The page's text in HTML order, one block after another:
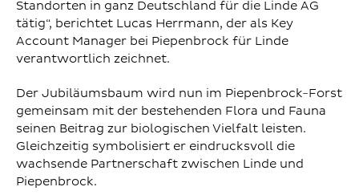
Standorten in ganz Deutschland für die Linde AG
tätig“, berichtet Lucas Herrmann, der als Key
Account Manager bei Piepenbrock für Linde
verantwortlich zeichnet.
Der Jubiläumsbaum wird nun im Piepenbrock-Forst
gemeinsam mit der bestehenden Flora und Fauna
seinen Beitrag zur biologischen Vielfalt leisten.
Gleichzeitig symbolisiert er eindrucksvoll die
wachsende Partnerschaft zwischen Linde und
Piepenbrock.